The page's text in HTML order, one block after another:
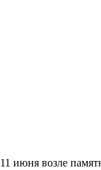
июня возле